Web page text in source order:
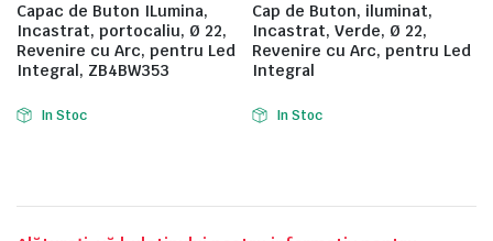
Capac de Buton ILumina,
Incastrat, portocaliu, Ø 22,
Revenire cu Arc, pentru Led
Integral, ZB4BW353
In Stoc
Cap de Buton, iluminat,
Incastrat, Verde, Ø 22,
Revenire cu Arc, pentru Led
Integral
In Stoc